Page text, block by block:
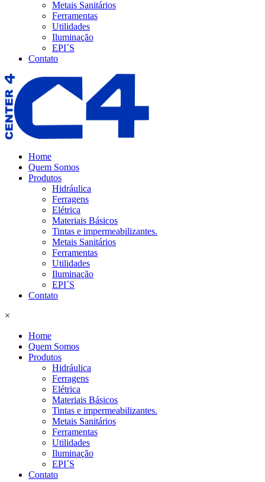
Metais Sanitários
Ferramentas
Utilidades
Iluminação
EPI´S
Contato
Home
Quem Somos
Produtos
Hidráulica
Ferragens
Elétrica
Materiais Básicos
Tintas e impermeabilizantes.
Metais Sanitários
Ferramentas
Utilidades
Iluminação
EPI´S
Contato
×
Home
Quem Somos
Produtos
Hidráulica
Ferragens
Elétrica
Materiais Básicos
Tintas e impermeabilizantes.
Metais Sanitários
Ferramentas
Utilidades
Iluminação
EPI´S
Contato